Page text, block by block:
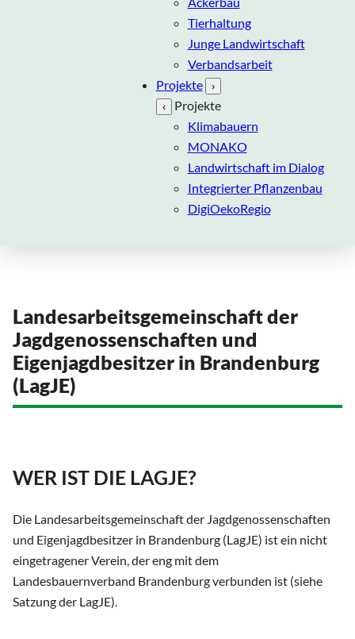
Tierhaltung
Junge Landwirtschaft
Verbandsarbeit
Projekte
›
‹
Projekte
Klimabauern
MONAKO
Landwirtschaft im Dialog
Integrierter Pflanzenbau
DigiOekoRegio
Landesarbeitsgemeinschaft der
Jagdgenossenschaften und
Eigenjagdbesitzer in Brandenburg
(LagJE)
WER IST DIE LAGJE?
Die Landesarbeitsgemeinschaft der Jagdgenossenschaften
und Eigenjagdbesitzer in Brandenburg (LagJE) ist ein nicht
eingetragener Verein, der eng mit dem
Landesbauernverband Brandenburg verbunden ist (siehe
Satzung der LagJE).